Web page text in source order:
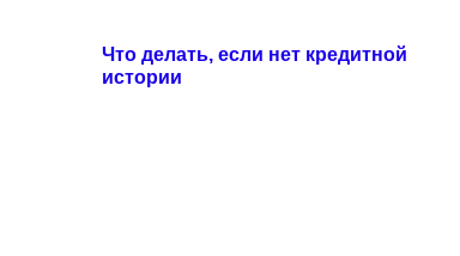
Что делать, если нет кредитной
истории